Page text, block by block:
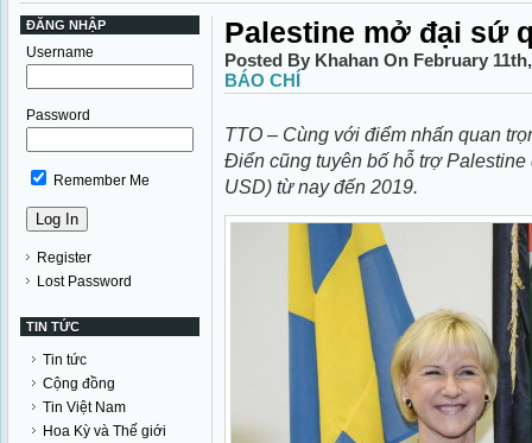
ĐĂNG NHẬP
Username
Password
Remember Me
Register
Lost Password
TIN TỨC
Tin tức
Cộng đồng
Tin Việt Nam
Hoa Kỳ và Thế giới
​Palestine mở đại sứ
Posted By Khahan On February
BÁO CHÍ
TTO – Cùng với điểm nhấn quan
Điển cũng tuyên bố hỗ trợ
USD) từ nay đến 2019.